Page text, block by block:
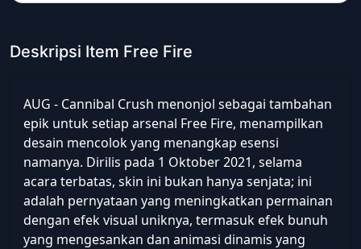
Deskripsi Item Free Fire
AUG - Cannibal Crush menonjol sebagai tambahan
epik untuk setiap arsenal Free Fire, menampilkan
desain mencolok yang menangkap esensi
namanya. Dirilis pada 1 Oktober 2021, selama
acara terbatas, skin ini bukan hanya senjata; ini
adalah pernyataan yang meningkatkan permainan
dengan efek visual uniknya, termasuk efek bunuh
yang mengesankan dan animasi dinamis yang